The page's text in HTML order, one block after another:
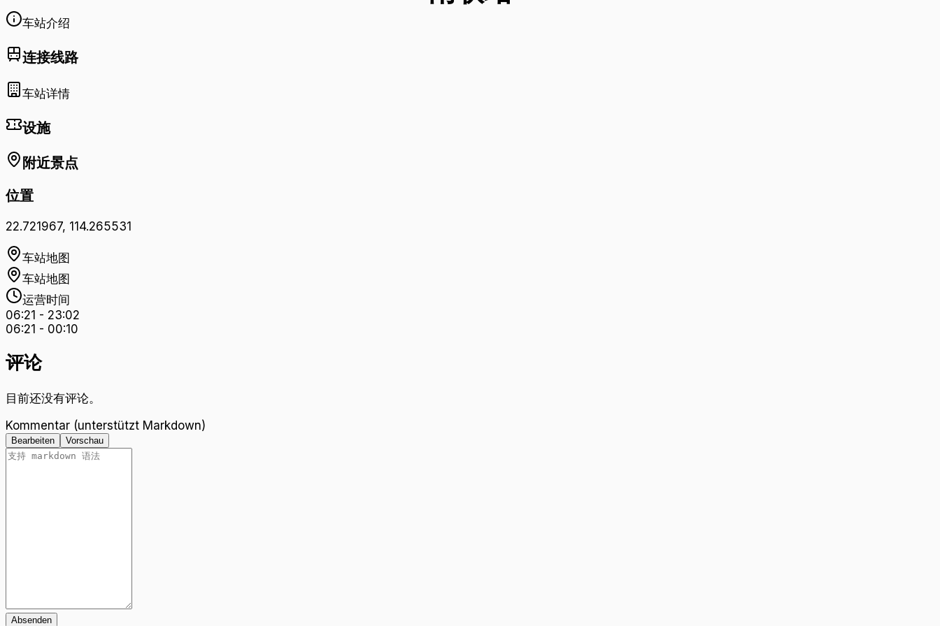
车站介绍
连接线路
车站详情
设施
附近景点
位置
22.721967, 114.265531
车站地图
车站地图
运营时间
06:21 - 23:02
06:21 - 00:10
评论
目前还没有评论。
Kommentar (unterstützt Markdown)
Bearbeiten Vorschau
Absenden